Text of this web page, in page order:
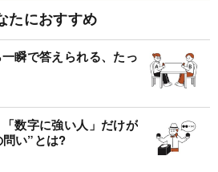
たにおすすめ
瞬で答えられる、たっ
数字に強い人」だけが
い”とは?